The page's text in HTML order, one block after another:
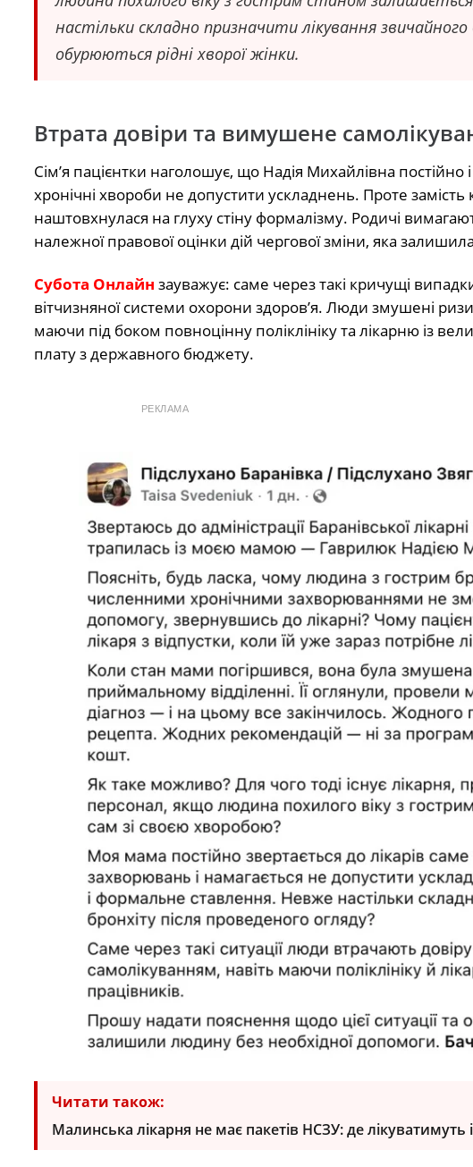
настільки складно призначити лікування
обурюються рідні хворої жінки.
Втрата довіри та вимушене
Сім’я пацієнтки наголошує, що Надія Михайлівна постійно
хронічні хвороби не допустити ускладнень. Проте
наштовхнулася на глуху стіну формалізму. Родичі
належної правової оцінки дій чергової зміни, яка
Субота Онлайн зауважує: саме через такі кричущі
вітчизняної системи охорони здоров’я. Люди змушені
маючи під боком повноцінну поліклініку та лікарню із
плату з державного бюджету.
РЕКЛАМА
Читати також:
Малинська лікарня не має пакетів НСЗУ: де лікуватимуть